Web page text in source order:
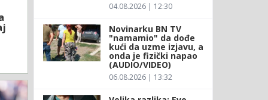
04.08.2026 | 12:30
Novinarku BN TV
"namamio" da dođe
kući da uzme izjavu, a
onda je fizički napao
(AUDIO/VIDEO)
06.08.2026 | 13:32